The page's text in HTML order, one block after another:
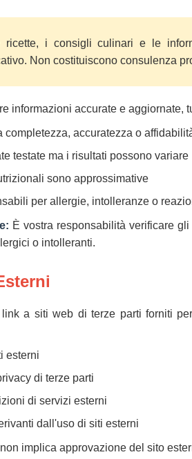
ricette, i consigli culinari e le
Non costituiscono consulenza
informazioni accurate e aggiornate,
completezza, accuratezza o
testate ma i risultati possono variare
sono approssimative
per allergie, intolleranze o
È vostra responsabilità verificare
o intolleranti.
link a siti web di terze parti forniti
esterni
di terze parti
di servizi esterni
dall'uso di siti esterni
implica approvazione del sito